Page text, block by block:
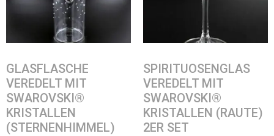
GLASFLASCHE
VEREDELT MIT
SWAROVSKI®
KRISTALLEN
(STERNENHIMMEL)
SPIRITUOSENGLAS
VEREDELT MIT
SWAROVSKI®
KRISTALLEN (RAUTE)
2ER SET